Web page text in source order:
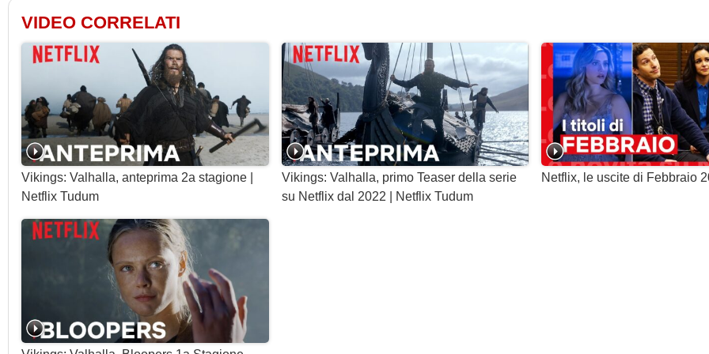
VIDEO CORRELATI
Vikings: Valhalla, anteprima 2a stagione |
Netflix Tudum
Vikings: Valhalla, primo Teaser della serie
su Netflix dal 2022 | Netflix Tudum
Netflix, le uscite di Febbraio